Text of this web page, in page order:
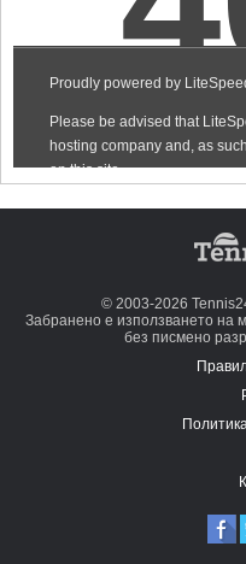
© 2003-2026
Забранено е използването на
без писмено